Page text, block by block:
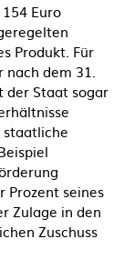
Euro
Produkt. Für
nach dem 31.
der Staat sogar
staatliche
Prozent seines
Zulage in den
Zuschuss